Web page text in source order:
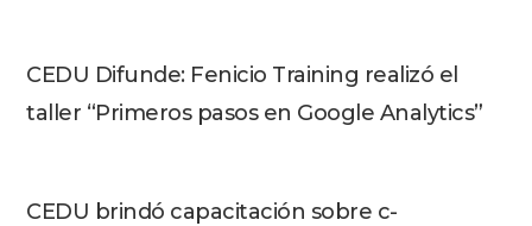
CEDU Difunde: Fenicio Training realizó el
taller “Primeros pasos en Google Analytics”
CEDU brindó capacitación sobre c-